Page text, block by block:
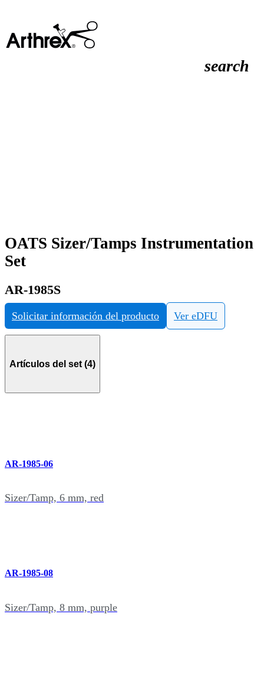
search
OATS Sizer/Tamps Instrumentation
Set
AR-1985S
Solicitar información del producto Ver eDFU
Artículos del set (4)
AR-1985-06
Sizer/Tamp, 6 mm, red
AR-1985-08
Sizer/Tamp, 8 mm, purple